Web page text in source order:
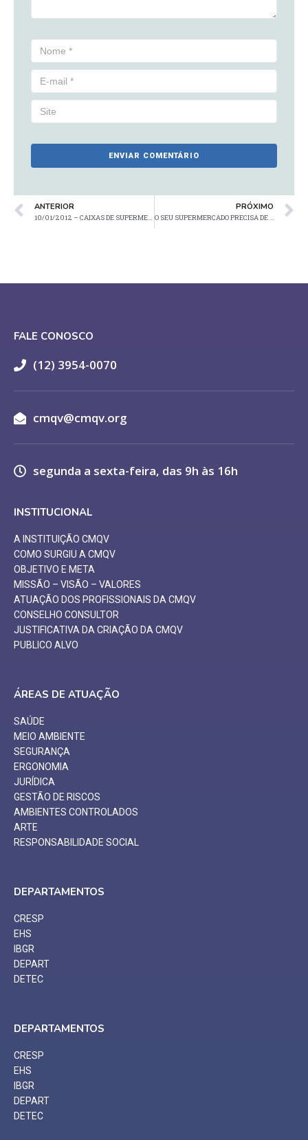
ANTERIOR
10/01/2012 – CAIXAS DE SUPERMERCADOS DEVEM ESTAR ADEQUADOS ATÉ 2011
PRÓXIMO
O SEU SUPERMERCADO PRECISA DE GPSS…
FALE CONOSCO
(12) 3954-0070
cmqv@cmqv.org
segunda a sexta-feira, das 9h às 16h
INSTITUCIONAL
A INSTITUIÇÃO CMQV
COMO SURGIU A CMQV
OBJETIVO E META
MISSÃO – VISÃO – VALORES
ATUAÇÃO DOS PROFISSIONAIS DA CMQV
CONSELHO CONSULTOR
JUSTIFICATIVA DA CRIAÇÃO DA CMQV
PUBLICO ALVO
ÁREAS DE ATUAÇÃO
SAÚDE
MEIO AMBIENTE
SEGURANÇA
ERGONOMIA
JURÍDICA
GESTÃO DE RISCOS
AMBIENTES CONTROLADOS
ARTE
RESPONSABILIDADE SOCIAL
DEPARTAMENTOS
CRESP
EHS
IBGR
DEPART
DETEC
DEPARTAMENTOS
CRESP
EHS
IBGR
DEPART
DETEC